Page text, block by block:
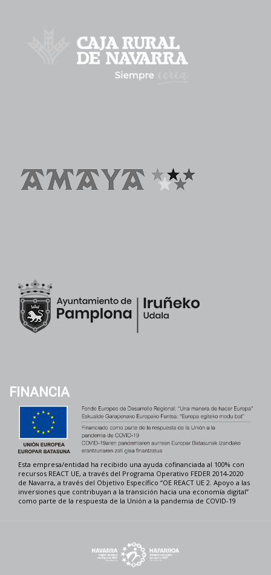
FINANCIA
Esta empresa/entidad ha recibido una ayuda cofinanciada al 100% con
recursos REACT UE, a través del Programa Operativo FEDER 2014-2020
de Navarra, a través del Objetivo Específico “OE REACT UE 2. Apoyo a las
inversiones que contribuyan a la transición hacia una economía digital”
como parte de la respuesta de la Unión a la pandemia de COVID-19